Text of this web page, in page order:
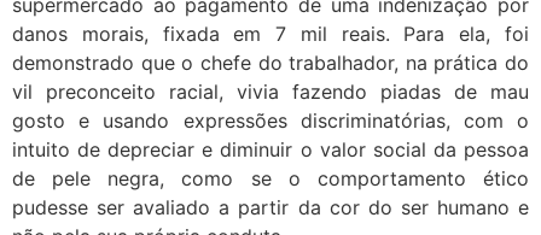
danos morais, fixada em 7 mil reais. Para ela, foi
demonstrado que o chefe do trabalhador, na prática do
vil preconceito racial, vivia fazendo piadas de mau
gosto e usando expressões discriminatórias, com o
intuito de depreciar e diminuir o valor social da pessoa
de pele negra, como se o comportamento ético
pudesse ser avaliado a partir da cor do ser humano e